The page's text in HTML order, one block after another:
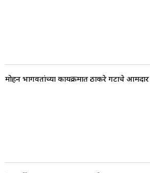
मोहन भागवतांच्या कार्यक्रमात ठाकरे गटाचे आमदार